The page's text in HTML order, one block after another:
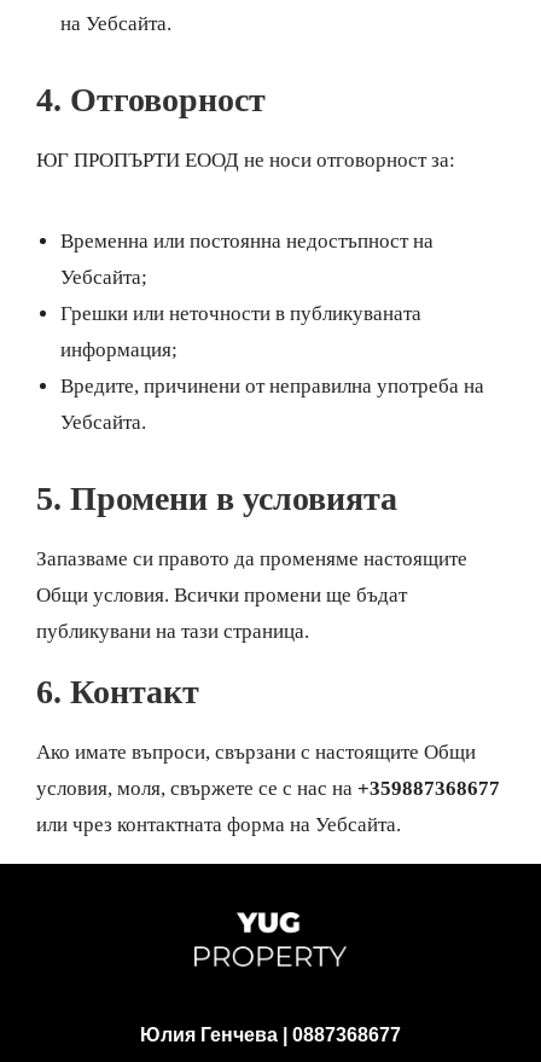
на Уебсайта.
4. Отговорност
ЮГ ПРОПЪРТИ ЕООД не носи отговорност за:
Временна или постоянна недостъпност на
Уебсайта;
Грешки или неточности в публикуваната
информация;
Вредите, причинени от неправилна употреба на
Уебсайта.
5. Промени в условията
Запазваме си правото да променяме настоящите
Общи условия. Всички промени ще бъдат
публикувани на тази страница.
6. Контакт
Ако имате въпроси, свързани с настоящите Общи
условия, моля, свържете се с нас на +359887368677
или чрез контактната форма на Уебсайта.
Юлия Генчева | 0887368677